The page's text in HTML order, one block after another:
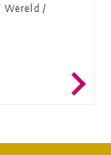
Wereld /